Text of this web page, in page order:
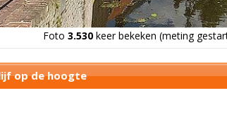
Foto 3.530keer bekeken (meting
op de hoogte